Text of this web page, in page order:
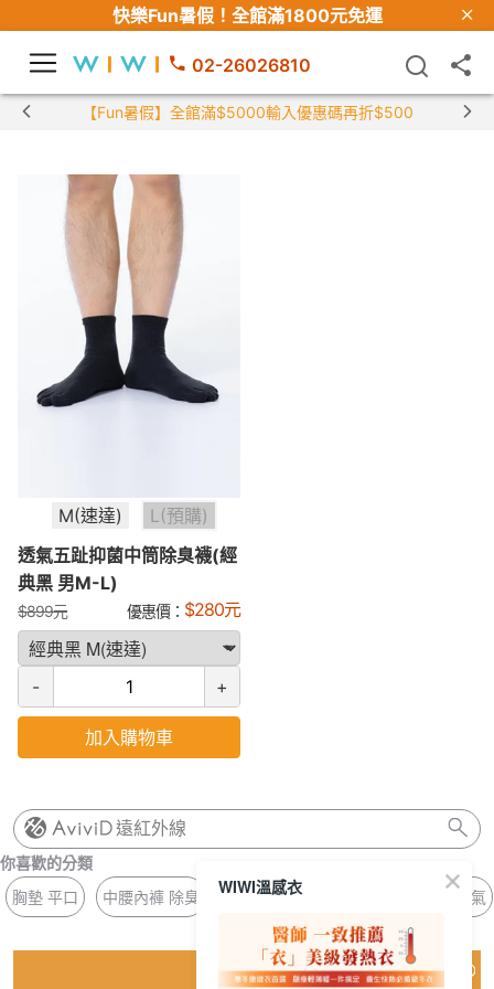
快樂Fun暑假！ 全館滿1800元免運
02-26026810
【Fun暑假】全館滿$5000輸入優惠碼再折$500
M(速達)
L(預購)
透氣五趾抑菌中筒除臭襪(經
典黑 男M-L)
$899元 優惠價： $280元
- +
加入購物車
遠紅外線
你喜歡的分類
胸墊 平口
中腰內褲 除臭 針織 銀離子 冰晶 濕氣
猜你喜歡
WIWI溫感衣